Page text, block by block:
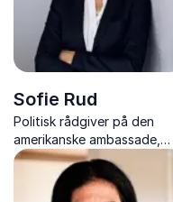
Sofie Rud
Politisk rådgiver på den
amerikanske ambassade,
journalist, tidligere
korrespondent i USA og
kommunikationsdirektør